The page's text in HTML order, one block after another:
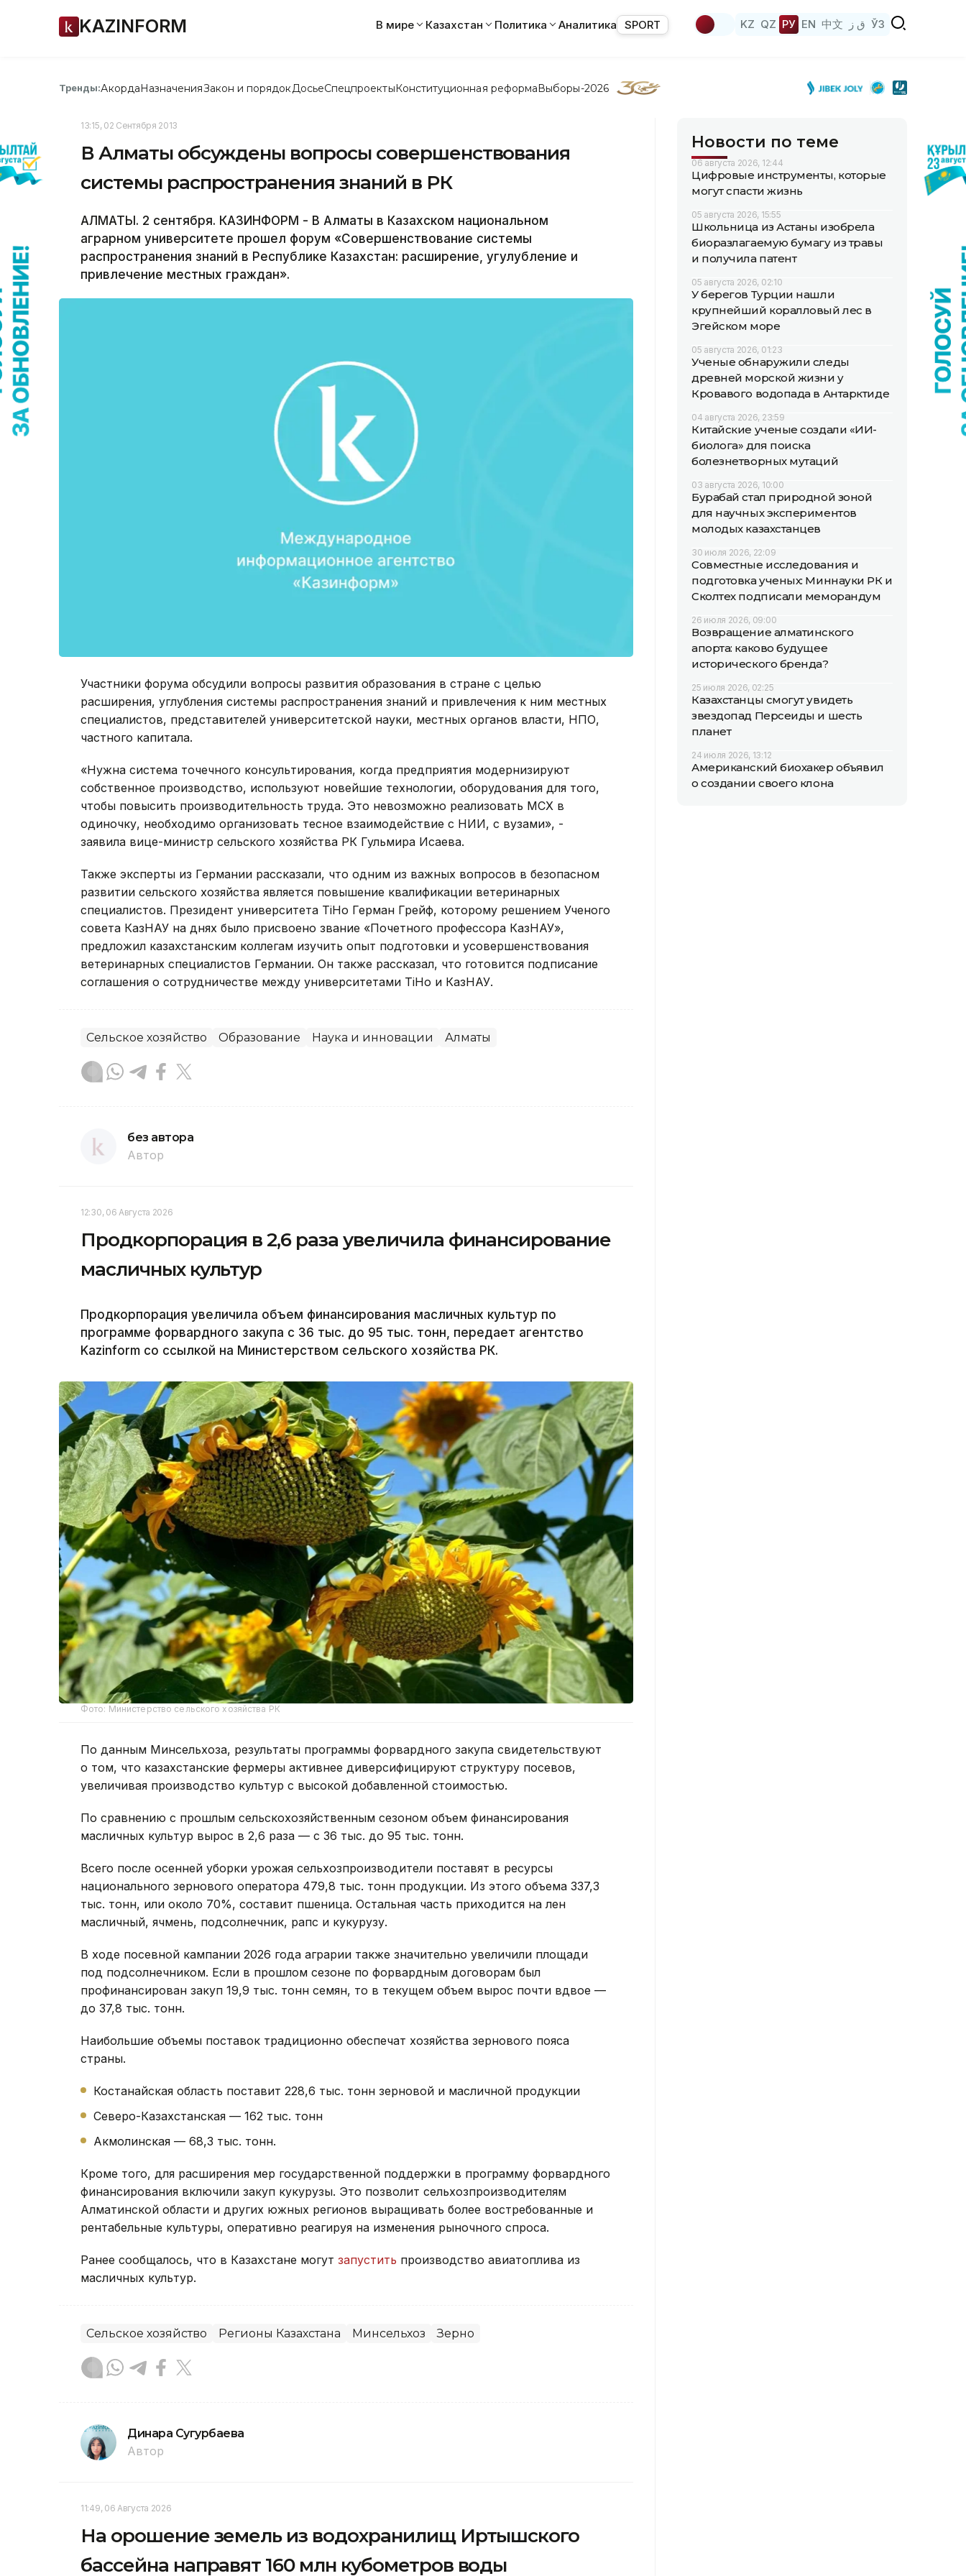
KAZINFORM В мире Казахстан Политика Аналитика SPORT KZ QZ РУ EN 中文 ق ز ЎЗ
Тренды:АкордаНазначенияЗакон и порядок ДосьеСпецпроектыКонституционная реформаВыборы-2026
13:15, 02 Сентября 2013
В Алматы обсуждены вопросы совершенствования
системы распространения знаний в РК
АЛМАТЫ. 2 сентября. КАЗИНФОРМ - В Алматы в Казахском национальном
аграрном университете прошел форум «Совершенствование системы
распространения знаний в Республике Казахстан: расширение, угулубление и
привлечение местных граждан».
Участники форума обсудили вопросы развития образования в стране с целью
расширения, углубления системы распространения знаний и привлечения к ним местных
специалистов, представителей университетской науки, местных органов власти, НПО,
частного капитала.
«Нужна система точечного консультирования, когда предприятия модернизируют
собственное производство, используют новейшие технологии, оборудования для того,
чтобы повысить производительность труда. Это невозможно реализовать МСХ в
одиночку, необходимо организовать тесное взаимодействие с НИИ, с вузами», -
заявила вице-министр сельского хозяйства РК Гульмира Исаева.
Также эксперты из Германии рассказали, что одним из важных вопросов в безопасном
развитии сельского хозяйства является повышение квалификации ветеринарных
специалистов. Президент университета TiHo Герман Грейф, которому решением Ученого
совета КазНАУ на днях было присвоено звание «Почетного профессора КазНАУ»,
предложил казахстанским коллегам изучить опыт подготовки и усовершенствования
ветеринарных специалистов Германии. Он также рассказал, что готовится подписание
соглашения о сотрудничестве между университетами TiHo и КазНАУ.
Сельское хозяйство Образование Наука и инновации Алматы
без автора
Автор
12:30, 06 Августа 2026
Продкорпорация в 2,6 раза увеличила финансирование
масличных культур
Продкорпорация увеличила объем финансирования масличных культур по
программе форвардного закупа с 36 тыс. до 95 тыс. тонн, передает агентство
Kazinform со ссылкой на Министерством сельского хозяйства РК.
Фото: Министерство сельского хозяйства РК
По данным Минсельхоза, результаты программы форвардного закупа свидетельствуют
о том, что казахстанские фермеры активнее диверсифицируют структуру посевов,
увеличивая производство культур с высокой добавленной стоимостью.
По сравнению с прошлым сельскохозяйственным сезоном объем финансирования
масличных культур вырос в 2,6 раза — с 36 тыс. до 95 тыс. тонн.
Всего после осенней уборки урожая сельхозпроизводители поставят в ресурсы
национального зернового оператора 479,8 тыс. тонн продукции. Из этого объема 337,3
тыс. тонн, или около 70%, составит пшеница. Остальная часть приходится на лен
масличный, ячмень, подсолнечник, рапс и кукурузу.
В ходе посевной кампании 2026 года аграрии также значительно увеличили площади
под подсолнечником. Если в прошлом сезоне по форвардным договорам был
профинансирован закуп 19,9 тыс. тонн семян, то в текущем объем вырос почти вдвое —
до 37,8 тыс. тонн.
Наибольшие объемы поставок традиционно обеспечат хозяйства зернового пояса
страны.
Костанайская область поставит 228,6 тыс. тонн зерновой и масличной продукции
Северо-Казахстанская — 162 тыс. тонн
Акмолинская — 68,3 тыс. тонн.
Кроме того, для расширения мер государственной поддержки в программу форвардного
финансирования включили закуп кукурузы. Это позволит сельхозпроизводителям
Алматинской области и других южных регионов выращивать более востребованные и
рентабельные культуры, оперативно реагируя на изменения рыночного спроса.
Ранее сообщалось, что в Казахстане могут запустить производство авиатоплива из
масличных культур.
Сельское хозяйство Регионы Казахстана Минсельхоз Зерно
Динара Сугурбаева
Автор
11:49, 06 Августа 2026
На орошение земель из водохранилищ Иртышского
бассейна направят 160 млн кубометров воды
Новости по теме
06 августа 2026, 12:44
Цифровые инструменты, которые
могут спасти жизнь
05 августа 2026, 15:55
Школьница из Астаны изобрела
биоразлагаемую бумагу из травы
и получила патент
05 августа 2026, 02:10
У берегов Турции нашли
крупнейший коралловый лес в
Эгейском море
05 августа 2026, 01:23
Ученые обнаружили следы
древней морской жизни у
Кровавого водопада в Антарктиде
04 августа 2026, 23:59
Китайские ученые создали «ИИ-
биолога» для поиска
болезнетворных мутаций
03 августа 2026, 10:00
Бурабай стал природной зоной
для научных экспериментов
молодых казахстанцев
30 июля 2026, 22:09
Совместные исследования и
подготовка ученых: Миннауки РК и
Сколтех подписали меморандум
26 июля 2026, 09:00
Возвращение алматинского
апорта: каково будущее
исторического бренда?
25 июля 2026, 02:25
Казахстанцы смогут увидеть
звездопад Персеиды и шесть
планет
24 июля 2026, 13:12
Американский биохакер объявил
о создании своего клона